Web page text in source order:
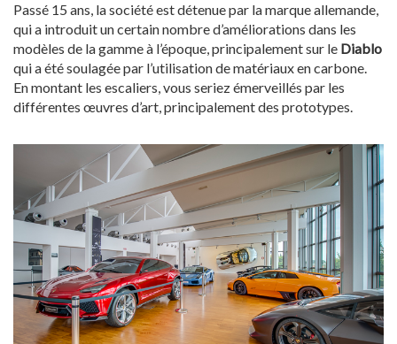
Passé 15 ans, la société est détenue par la marque allemande,
qui a introduit un certain nombre d’améliorations dans les
modèles de la gamme à l’époque, principalement sur le Diablo
qui a été soulagée par l’utilisation de matériaux en carbone.
En montant les escaliers, vous seriez émerveillés par les
différentes œuvres d’art, principalement des prototypes.